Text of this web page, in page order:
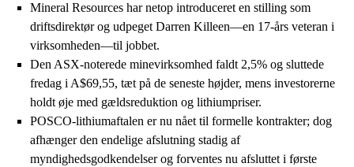
Mineral Resources har netop introduceret en stilling som
driftsdirektør og udpeget Darren Killeen—en 17-års veteran i
virksomheden—til jobbet.
Den ASX-noterede minevirksomhed faldt 2,5% og sluttede
fredag i A$69,55, tæt på de seneste højder, mens investorerne
holdt øje med gældsreduktion og lithiumpriser.
POSCO-lithiumaftalen er nu nået til formelle kontrakter; dog
afhænger den endelige afslutning stadig af
myndighedsgodkendelser og forventes nu afsluttet i første